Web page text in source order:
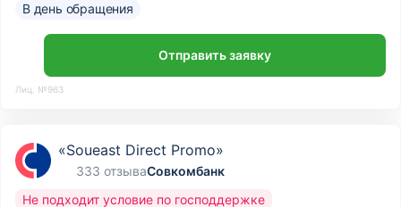
В день обращения
Отправить заявку
Лиц. №963
«Soueast Direct Promo»
333 отзываСовкомбанк
Не подходит условие по господдержке